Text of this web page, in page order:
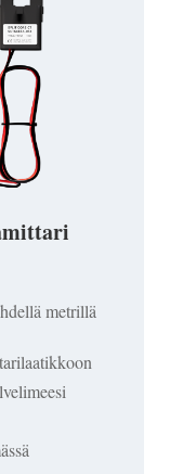
metrillä